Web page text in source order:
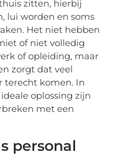
zitten, hierbij
lui worden en soms
Het niet hebben
of niet volledig
of opleiding, maar
zorgt dat veel
terecht komen. In
oplossing zijn
met een
personal